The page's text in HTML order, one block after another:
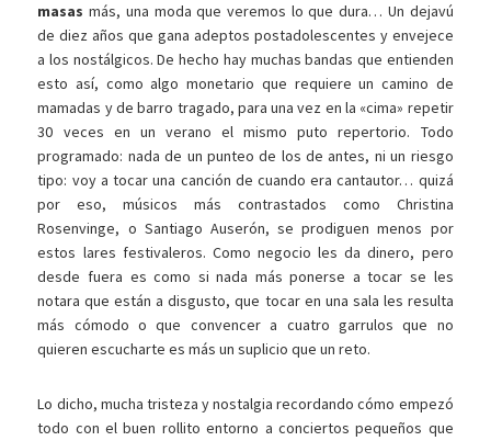
masas más, una moda que veremos lo que dura… Un dejavú
de diez años que gana adeptos postadolescentes y envejece
a los nostálgicos. De hecho hay muchas bandas que entienden
esto así, como algo monetario que requiere un camino de
mamadas y de barro tragado, para una vez en la «cima» repetir
30 veces en un verano el mismo puto repertorio. Todo
programado: nada de un punteo de los de antes, ni un riesgo
tipo: voy a tocar una canción de cuando era cantautor… quizá
por eso, músicos más contrastados como Christina
Rosenvinge, o Santiago Auserón, se prodiguen menos por
estos lares festivaleros. Como negocio les da dinero, pero
desde fuera es como si nada más ponerse a tocar se les
notara que están a disgusto, que tocar en una sala les resulta
más cómodo o que convencer a cuatro garrulos que no
quieren escucharte es más un suplicio que un reto.
Lo dicho, mucha tristeza y nostalgia recordando cómo empezó
todo con el buen rollito entorno a conciertos pequeños que